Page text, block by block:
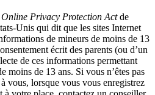
Online Privacy Protection Actde
Unis qui dit que les sites Internet
de mineurs de moins de 13
écrit des parents (ou d’un
de ces informations permettant
moins de 13 ans. Si vous n’êtes pas
vous, lorsque vous vous enregistrez